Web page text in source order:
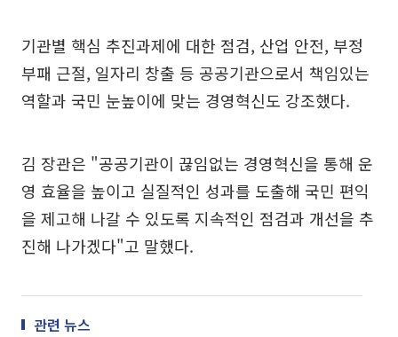
기관별 핵심 추진과제에 대한 점검, 산업 안전, 부정
부패 근절, 일자리 창출 등 공공기관으로서 책임있는
역할과 국민 눈높이에 맞는 경영혁신도 강조했다.
김 장관은 "공공기관이 끊임없는 경영혁신을 통해 운
영 효율을 높이고 실질적인 성과를 도출해 국민 편익
을 제고해 나갈 수 있도록 지속적인 점검과 개선을 추
진해 나가겠다"고 말했다.
관련 뉴스